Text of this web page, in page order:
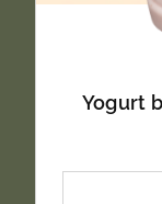
Yogurt